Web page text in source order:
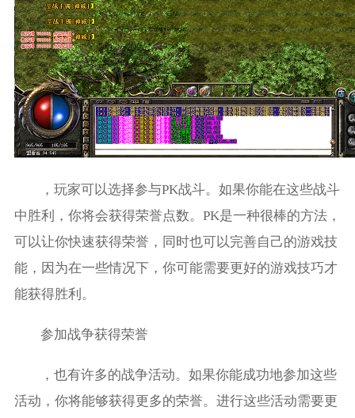
，玩家可以选择参与PK战斗。如果你能在这些战斗
中胜利，你将会获得荣誉点数。PK是一种很棒的方法，
可以让你快速获得荣誉，同时也可以完善自己的游戏技
能，因为在一些情况下，你可能需要更好的游戏技巧才
能获得胜利。
参加战争获得荣誉
，也有许多的战争活动。如果你能成功地参加这些
活动，你将能够获得更多的荣誉。进行这些活动需要更